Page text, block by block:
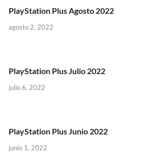
PlayStation Plus Agosto 2022
agosto 2, 2022
PlayStation Plus Julio 2022
julio 6, 2022
PlayStation Plus Junio 2022
junio 1, 2022